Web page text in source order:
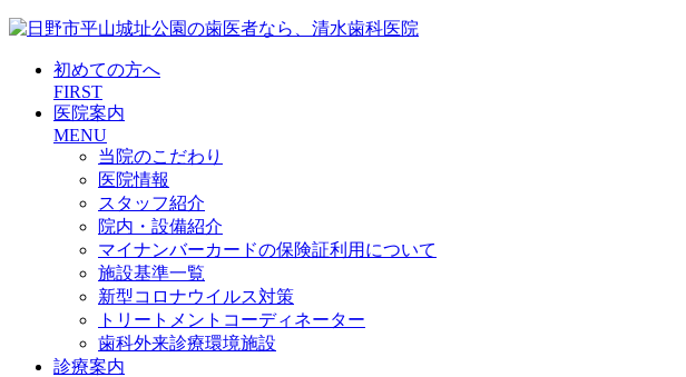
初めての方へ
FIRST
医院案内
MENU
当院のこだわり
医院情報
スタッフ紹介
院内・設備紹介
マイナンバーカードの保険証利用について
施設基準一覧
新型コロナウイルス対策
トリートメントコーディネーター
歯科外来診療環境施設
診療案内